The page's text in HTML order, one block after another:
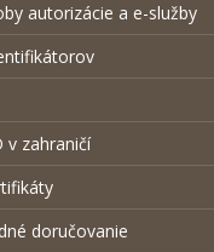
autorizácie a e-služby
v zahraničí
doručovanie